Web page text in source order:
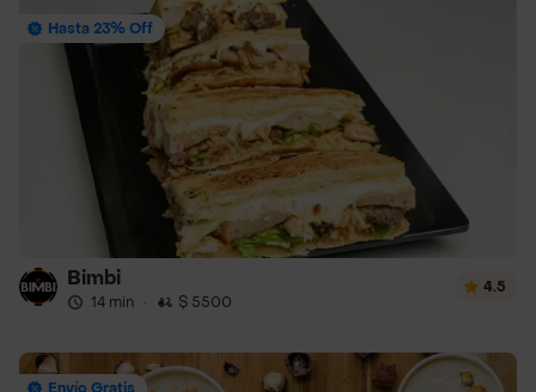
Hasta 23% Off
Bimbi
14 min · $ 5500
4.5